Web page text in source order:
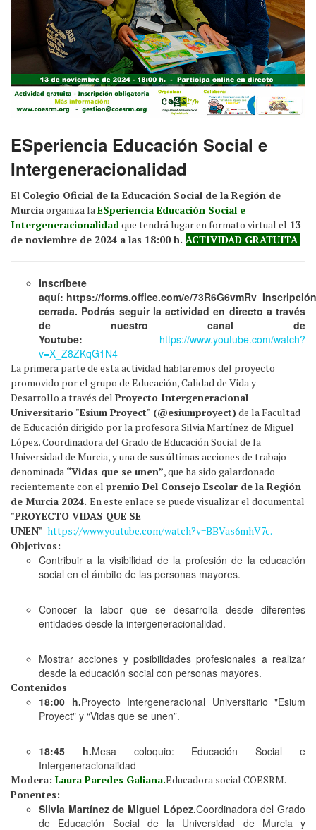
ESperiencia Educación Social e
Intergeneracionalidad
El Colegio Oficial de la Educación Social de la Región de
Murciaorganiza la ESperiencia Educación Social e
Intergeneracionalidad que tendrá lugar en formato virtual el 13
de noviembre de 2024 a las 18:00 h. ACTIVIDAD GRATUITA
Inscríbete
aquí: https://forms.office.com/e/73R6G6vmRv Inscripción
cerrada. Podrás seguir la actividad en directo a través
de nuestro canal de
Youtube: https://www.youtube.com/watch?
v=X_Z8ZKqG1N4
La primera parte de esta actividad hablaremos del proyecto
promovido por el grupo de Educación, Calidad de Vida y
Desarrollo a través del Proyecto Intergeneracional
Universitario "Esium Proyect" (@esiumproyect)de la Facultad
de Educación dirigido por la profesora Silvia Martínez de Miguel
López. Coordinadora del Grado de Educación Social de la
Universidad de Murcia, y una de sus últimas acciones de trabajo
denominada “Vidas que se unen”, que ha sido galardonado
recientemente con el premio Del Consejo Escolar de la Región
de Murcia 2024. En este enlace se puede visualizar el documental
"PROYECTO VIDAS QUE SE
UNEN" https://www.youtube.com/watch?v=BBVas6mhV7c.
Objetivos:
Contribuir a la visibilidad de la profesión de la educación
social en el ámbito de las personas mayores.
Conocer la labor que se desarrolla desde diferentes
entidades desde la intergeneracionalidad.
Mostrar acciones y posibilidades profesionales a realizar
desde la educación social con personas mayores.
Contenidos
18:00 h.Proyecto Intergeneracional Universitario "Esium
Proyect" y “Vidas que se unen”.
18:45 h.Mesa coloquio: Educación Social e
Intergeneracionalidad
Modera: Laura Paredes Galiana.Educadora social COESRM.
Ponentes:
Silvia Martínez de Miguel López.Coordinadora del Grado
de Educación Social de la Universidad de Murcia y